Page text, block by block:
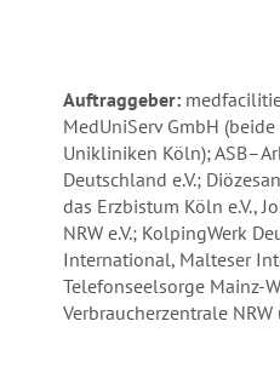
Auftraggeber:
MedUniServ GmbH
Unikliniken Köln);
Deutschland e.V.;
das Erzbistum Köln e.V.,
NRW e.V.; KolpingWerk
International, Malteser
Telefonseelsorge Mainz-
Verbraucherzentrale NRW